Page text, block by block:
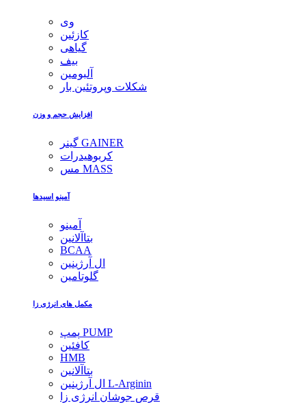
وی
کازئین
گیاهی
بیف
آلبومین
شکلات وپروتئین بار
افزایش حجم و وزن
گینر GAINER
کربوهیدرات
مس MASS
آمینو اسیدها
آمینو
بتاآلانین
BCAA
ال آرژینین
گلوتامین
مکمل های انرژی زا
پمپ PUMP
کافئین
HMB
بتاآلانین
ال آرژینین L-Arginin
قرص جوشان انرژی زا